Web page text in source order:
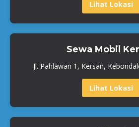
Lihat Lokasi
Sewa Mobil
Jl. Pahlawan 1, Kersan,
Lihat Lokasi